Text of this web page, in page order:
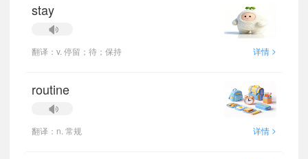
stay
翻译：v. 停留；待；保持 详情 >
routine
翻译：n. 常规 详情 >